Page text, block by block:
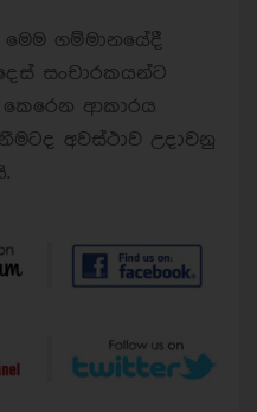
ගම්මානයේදී
සංචාරකයන්ට
ආකාරය
අවස්ථාව උදාවනු